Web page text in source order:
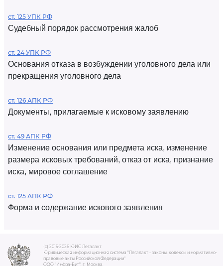
ст. 125 УПК РФ
Судебный порядок рассмотрения жалоб
ст. 24 УПК РФ
Основания отказа в возбуждении уголовного дела или
прекращения уголовного дела
ст. 126 АПК РФ
Документы, прилагаемые к исковому заявлению
ст. 49 АПК РФ
Изменение основания или предмета иска, изменение
размера исковых требований, отказ от иска, признание
иска, мировое соглашение
ст. 125 АПК РФ
Форма и содержание искового заявления
(c) 2015-2026 ЮИС Легалакт
Юридическая информационная система "Легалакт - законы, кодексы и нормативно-
правовые акты Российской Федерации"
ООО "Инфра-Бит", г. Москва.